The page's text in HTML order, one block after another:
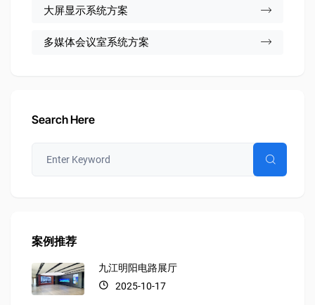
大屏显示系统方案
多媒体会议室系统方案
Search Here
案例推荐
九江明阳电路展厅
2025-10-17